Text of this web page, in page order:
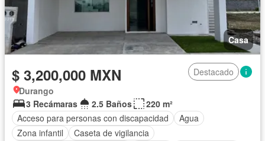
Casa
$ 3,200,000 MXN
Destacado
Durango
3 Recámaras
2.5 Baños
220 m²
Acceso para personas con discapacidad
Agua
Zona infantil
Caseta de vigilancia